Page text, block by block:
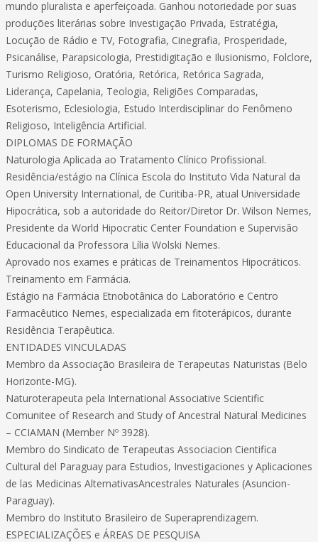
mundo pluralista e aperfeiçoada. Ganhou notoriedade por suas
produções literárias sobre Investigação Privada, Estratégia,
Locução de Rádio e TV, Fotografia, Cinegrafia, Prosperidade,
Psicanálise, Parapsicologia, Prestidigitação e Ilusionismo, Folclore,
Turismo Religioso, Oratória, Retórica, Retórica Sagrada,
Liderança, Capelania, Teologia, Religiões Comparadas,
Esoterismo, Eclesiologia, Estudo Interdisciplinar do Fenômeno
Religioso, Inteligência Artificial.
DIPLOMAS DE FORMAÇÃO
Naturologia Aplicada ao Tratamento Clínico Profissional.
Residência/estágio na Clínica Escola do Instituto Vida Natural da
Open University International, de Curitiba-PR, atual Universidade
Hipocrática, sob a autoridade do Reitor/Diretor Dr. Wilson Nemes,
Presidente da World Hipocratic Center Foundation e Supervisão
Educacional da Professora Lília Wolski Nemes.
Aprovado nos exames e práticas de Treinamentos Hipocráticos.
Treinamento em Farmácia.
Estágio na Farmácia Etnobotânica do Laboratório e Centro
Farmacêutico Nemes, especializada em fitoterápicos, durante
Residência Terapêutica.
ENTIDADES VINCULADAS
Membro da Associação Brasileira de Terapeutas Naturistas (Belo
Horizonte-MG).
Naturoterapeuta pela International Associative Scientific
Comunitee of Research and Study of Ancestral Natural Medicines
– CCIAMAN (Member Nº 3928).
Membro do Sindicato de Terapeutas Associacion Cientifica
Cultural del Paraguay para Estudios, Investigaciones y Aplicaciones
de las Medicinas AlternativasAncestrales Naturales (Asuncion-
Paraguay).
Membro do Instituto Brasileiro de Superaprendizagem.
ESPECIALIZAÇÕES e ÁREAS DE PESQUISA